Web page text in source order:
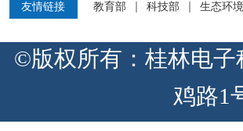
友情链接 教育部 科技部 生态环
©版权所有：桂林电
鸡路1